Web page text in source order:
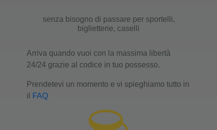
senza bisogno di passare per sportelli,
biglietterie, caselli
Arriva quando vuoi con la massima libertà
24/24 grazie al codice in tuo possesso.
Prendetevi un momento e vi spieghiamo tutto in
il
FAQ